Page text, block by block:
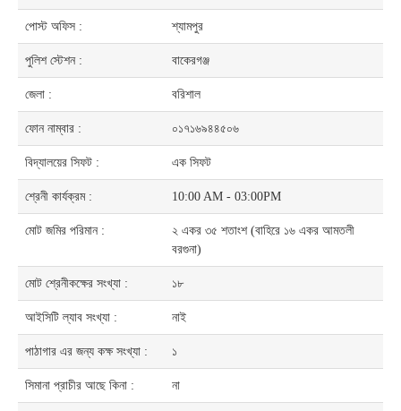
পোস্ট অফিস : শ্যামপুর
পুলিশ স্টেশন : বাকেরগঞ্জ
জেলা : বরিশাল
ফোন নাম্বার : ০১৭১৬৯৪৪৫০৬
বিদ্যালয়ের সিফট : এক সিফট
শ্রেনী কার্যক্রম : 10:00 AM - 03:00PM
মোট জমির পরিমান :
২ একর ৩৫ শতাংশ (বাহিরে ১৬ একর আমতলী
বরগুনা)
মোট শ্রেনীকক্ষের সংখ্যা : ১৮
আইসিটি ল্যাব সংখ্যা : নাই
পাঠাগার এর জন্য কক্ষ সংখ্যা : ১
সিমানা প্রাচীর আছে কিনা : না